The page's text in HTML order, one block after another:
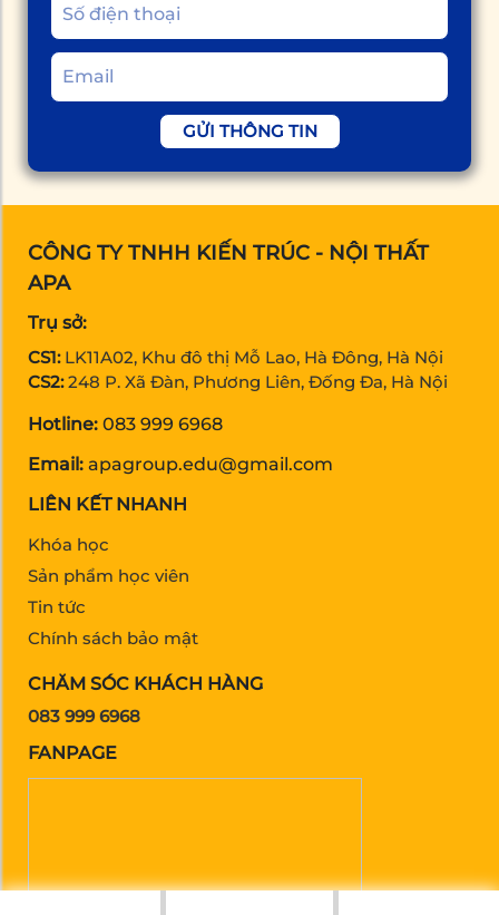
GỬI THÔNG TIN
CÔNG TY TNHH KIẾN TRÚC - NỘI THẤT
APA
Trụ sở:
CS1: LK11A02, Khu đô thị Mỗ Lao, Hà Đông, Hà Nội
CS2: 248 P. Xã Đàn, Phương Liên, Đống Đa, Hà Nội
Hotline: 083 999 6968
Email: apagroup.edu@gmail.com
LIÊN KẾT NHANH
Khóa học
Sản phẩm học viên
Tin tức
Chính sách bảo mật
CHĂM SÓC KHÁCH HÀNG
083 999 6968
FANPAGE